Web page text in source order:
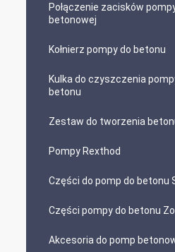
Połączenie zacisków
betonowej
Kołnierz pompy do betonu
Kulka do czyszczenia
betonu
Zestaw do tworzenia
Pompy Rexthod
Części do pomp do betonu
Części pompy do betonu
Akcesoria do pomp